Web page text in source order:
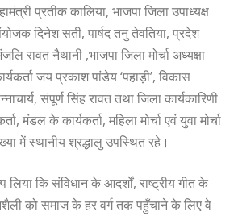
प्रतीक कालिया, भाजपा जिला उपाध्यक्ष
दिनेश सती, पार्षद तनु तेवतिया, प्रदेश
रावत नैथानी ,भाजपा जिला मोर्चा अध्यक्षा
जय प्रकाश पांडेय ‘पहाड़ी’, विकास
संपूर्ण सिंह रावत तथा जिला कार्यकारिणी
मंडल के कार्यकर्ता, महिला मोर्चा एवं युवा मोर्चा
में स्थानीय श्रद्धालु उपस्थित रहे।
कि संविधान के आदर्शों, राष्ट्रीय गीत के
को समाज के हर वर्ग तक पहुँचाने के लिए वे